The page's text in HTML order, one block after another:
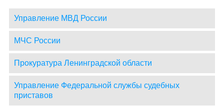
Управление МВД России
МЧС России
Прокуратура Ленинградской области
Управление Федеральной службы судебных
приставов